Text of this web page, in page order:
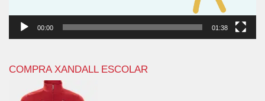
00:00 01:38
COMPRA XANDALL ESCOLAR